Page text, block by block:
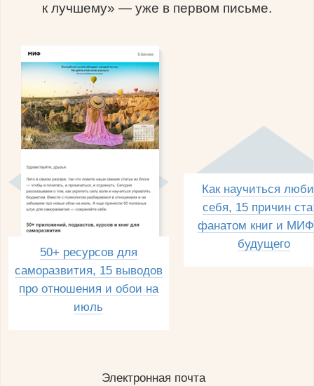
к лучшему» — уже в первом письме.
50+ ресурсов для
саморазвития, 15 выводов
про отношения и обои на
июль
Как научиться
себя, 15 причин
фанатом книг и
будущего
Электронная почта